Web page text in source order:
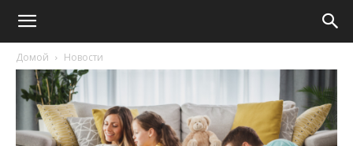
Домой Новости